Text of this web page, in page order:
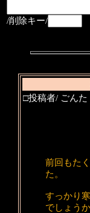
/削除キー/
□投稿者/ ごんた
前回もた
た。
すっかり
でしょう